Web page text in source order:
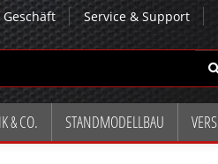
Geschäft Service & Support
& CO. STANDMODELLBAU